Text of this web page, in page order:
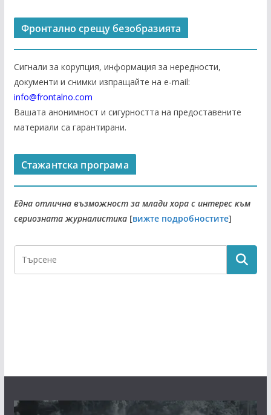
Фронтално срещу безобразията
Сигнали за корупция, информация за нередности,
документи и снимки изпращайте на е-mail:
info@frontalno.com
Вашата анонимност и сигурността на предоставените
материали са гарантирани.
Стажантска програма
Една отлична възможност за млади хора с интерес към
сериозната журналистика [вижте подробностите]